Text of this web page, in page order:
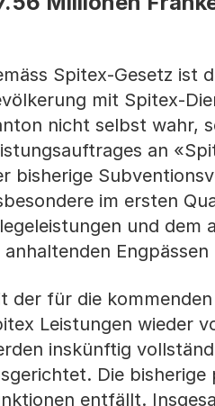
Spitex-Gesetz ist
mit Spitex-
nicht selbst wahr,
an
bisherige
im ersten
und dem
anhaltenden
der für die
Leistungen wieder
inskünftig
Die
entfällt.